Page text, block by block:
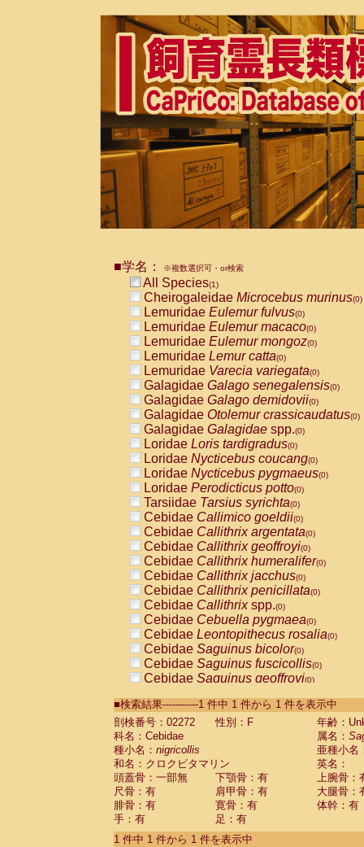
■学名： ※複数選択可・or検索
All Species(1)
Cheirogaleidae Microcebus murinus(0)
Lemuridae Eulemur fulvus(0)
Lemuridae Eulemur macaco(0)
Lemuridae Eulemur mongoz(0)
Lemuridae Lemur catta(0)
Lemuridae Varecia variegata(0)
Galagidae Galago senegalensis(0)
Galagidae Galago demidovii(0)
Galagidae Otolemur crassicaudatus(0)
Galagidae Galagidae spp.(0)
Loridae Loris tardigradus(0)
Loridae Nycticebus coucang(0)
Loridae Nycticebus pygmaeus(0)
Loridae Perodicticus potto(0)
Tarsiidae Tarsius syrichta(0)
Cebidae Callimico goeldii(0)
Cebidae Callithrix argentata(0)
Cebidae Callithrix geoffroyi(0)
Cebidae Callithrix humeralifer(0)
Cebidae Callithrix jacchus(0)
Cebidae Callithrix penicillata(0)
Cebidae Callithrixspp.(0)
Cebidae Cebuella pygmaea(0)
Cebidae Leontopithecus rosalia(0)
Cebidae Saguinus bicolor(0)
Cebidae Saguinus fuscicollis(0)
Cebidae Saguinus geoffroyi(0)
CebidaeSaguinus labiatus(0)
Cebidae Saguinus leucopus (0)
Cebidae
CebidaeSaguinus mystax
CebidaeSaguinus nigricollis (1)
Cebidae Saguinus oedipus
Cebidae Saguinus weddelli
Cebidae Saguinusspp.
Cebidae Aotus trivirgatus
Cebidae Cebus albifrons
■検索結果-----------1 件中 1 件から 1 件を表示中
剖検番号：02272
性別：F
年齢：
科名：Cebidae
属名：
種小名： nigricollis
亜種小名
和名：クロクビタマリン
英名：
頭蓋骨：一部無
下顎骨：有
上腕骨：
尺骨：有
肩甲骨：有
大腿骨：
腓骨：有
寛骨：有
体幹：有
手：有
足：有
1 件中 1 件から 1 件を表示中